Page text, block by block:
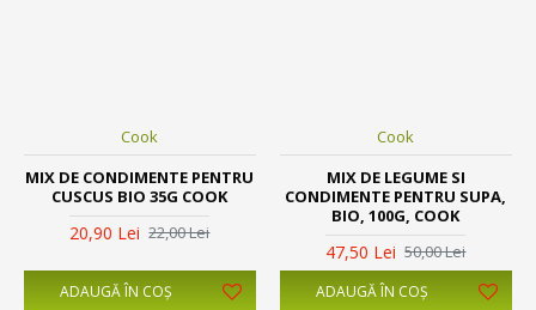
Cook
MIX DE CONDIMENTE PENTRU
CUSCUS BIO 35G COOK
20,90 Lei 22,00 Lei
ADAUGĂ ÎN COŞ
Cook
MIX DE LEGUME SI
CONDIMENTE PENTRU SUPA,
BIO, 100G, COOK
47,50 Lei 50,00 Lei
ADAUGĂ ÎN COŞ